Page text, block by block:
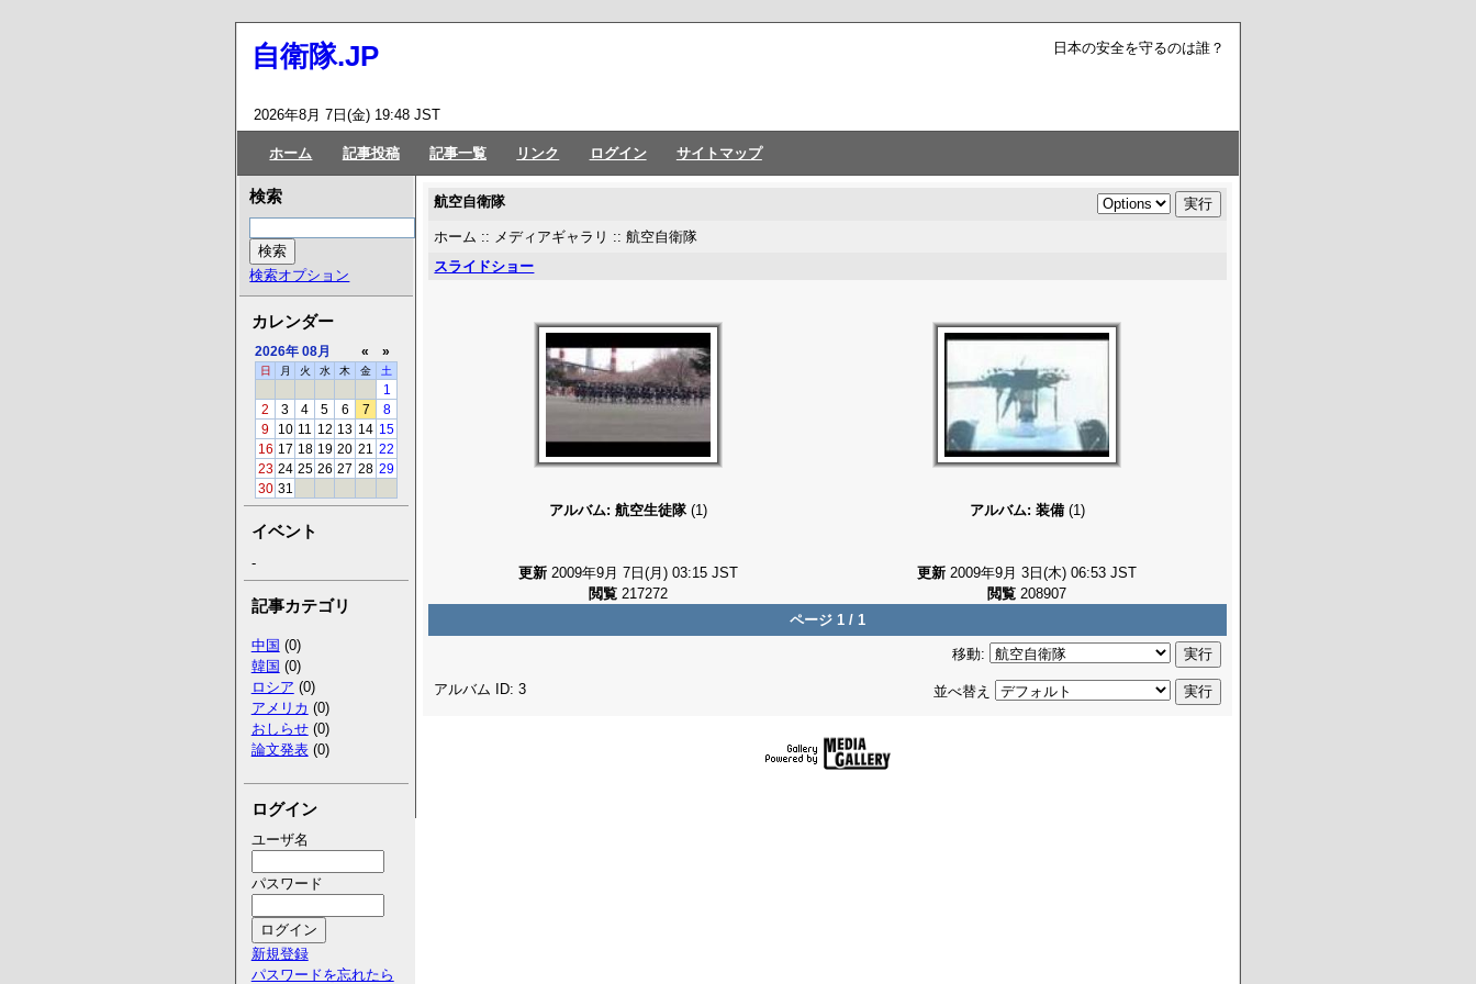
自衛隊.JP 日本の安全を守るのは誰？
2026年8月 7日(金) 19:48 JST
ホーム 記事投稿 記事一覧 リンク ログイン サイトマップ
航空自衛隊
ホーム :: メディアギャラリ :: 航空自衛隊
スライドショー
アルバム: 航空生徒隊(1)
更新 2009年9月 7日(月) 03:15 JST
閲覧217272
アルバム: 装備(1)
更新 2009年9月 3日(木) 06:53 JST
閲覧 208907
ページ 1 / 1
移動:
アルバム ID: 3 並べ替え
検索
検索オプション
カレンダー
2026年 08月 « »
日 月 火 水 木 金 土
1
2
3 4 5 6 7
8
9
10 11 12 13 14 15
16 17 18 19 20 21
22
23 24 25 26 27 28 29
30 31
イベント
-
記事カテゴリ
中国 (0)
韓国 (0)
ロシア (0)
アメリカ (0)
おしらせ(0)
論文発表(0)
ログイン
ユーザ名
パスワード
新規登録
パスワードを忘れたら